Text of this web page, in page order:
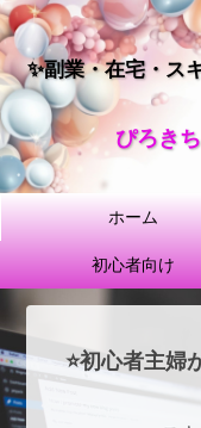
✨副業・在宅・ス
ぴろき
ホーム
初心者向け
⭐初心者主婦